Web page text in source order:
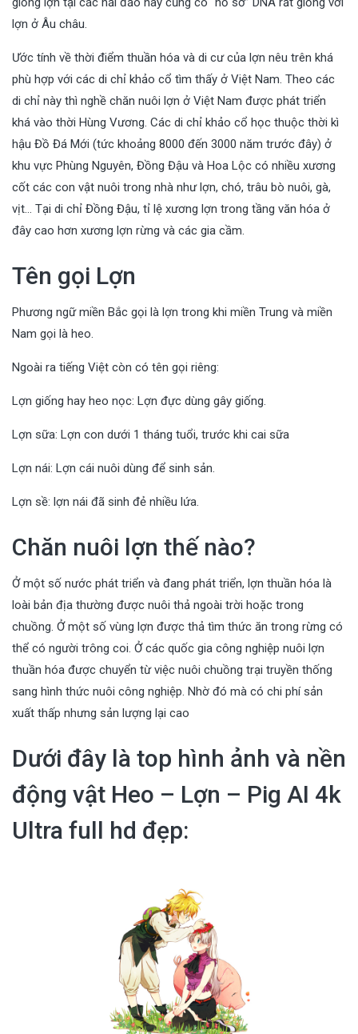
lợn ở Âu châu.
Ước tính về thời điểm thuần hóa và di cư của lợn nêu trên khá
phù hợp với các di chỉ khảo cổ tìm thấy ở Việt Nam. Theo các
di chỉ này thì nghề chăn nuôi lợn ở Việt Nam được phát triển
khá vào thời Hùng Vương. Các di chỉ khảo cổ học thuộc thời kì
hậu Đồ Đá Mới (tức khoảng 8000 đến 3000 năm trước đây) ở
khu vực Phùng Nguyên, Đồng Đậu và Hoa Lộc có nhiều xương
cốt các con vật nuôi trong nhà như lợn, chó, trâu bò nuôi, gà,
vịt… Tại di chỉ Đồng Đậu, tỉ lệ xương lợn trong tầng văn hóa ở
đây cao hơn xương lợn rừng và các gia cầm.
Tên gọi Lợn
Phương ngữ miền Bắc gọi là lợn trong khi miền Trung và miền
Nam gọi là heo.
Ngoài ra tiếng Việt còn có tên gọi riêng:
Lợn giống hay heo nọc: Lợn đực dùng gây giống.
Lợn sữa: Lợn con dưới 1 tháng tuổi, trước khi cai sữa
Lợn nái: Lợn cái nuôi dùng để sinh sản.
Lợn sề: lợn nái đã sinh đẻ nhiều lứa.
Chăn nuôi lợn thế nào?
Ở một số nước phát triển và đang phát triển, lợn thuần hóa là
loài bản địa thường được nuôi thả ngoài trời hoặc trong
chuồng. Ở một số vùng lợn được thả tìm thức ăn trong rừng có
thể có người trông coi. Ở các quốc gia công nghiệp nuôi lợn
thuần hóa được chuyển từ việc nuôi chuồng trại truyền thống
sang hình thức nuôi công nghiệp. Nhờ đó mà có chi phí sản
xuất thấp nhưng sản lượng lại cao
Dưới đây là top hình ảnh và nền
động vật Heo – Lợn – Pig AI 4k
Ultra full hd đẹp: